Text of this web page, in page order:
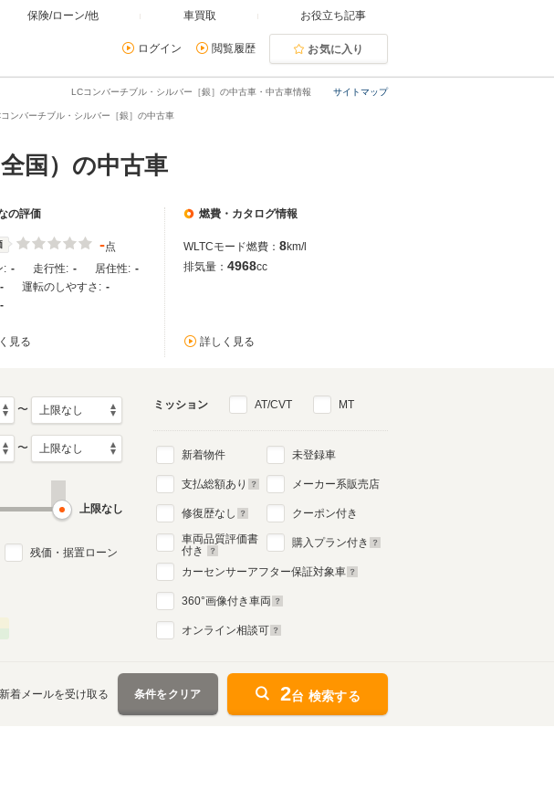
保険/ローン/他 車買取 お役立ち記事
ログイン 閲覧履歴 お気に入り
サイトマップ
LCコンバーチブル・シルバー［銀］の中古車・中古車情報
ンバーチブル・シルバー［銀］の中古車
国）の中古車
の評価
-点
: - 走行性: - 居住性: -
- 運転のしやすさ: -
-
見る
燃費・カタログ情報
WLTCモード燃費： 8km/l
排気量： 4968cc
詳しく見る
〜
〜
上限なし
残価・据置ローン
ミッション AT/CVT MT
新着物件
支払総額あり
修復歴なし
車両品質評価書
付き
未登録車
メーカー系販売店
クーポン付き
購入プラン付き
カーセンサーアフター保証対象車
360°画像付き車両
オンライン相談可
着メールを受け取る 条件をクリア 2台 検索する